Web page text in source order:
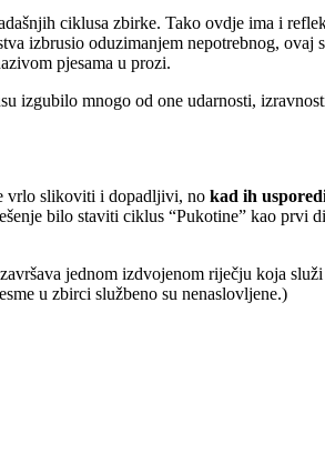
ciklusa zbirke. Tako ovdje ima i
izbrusio oduzimanjem nepotrebnog, ovaj
pjesama u prozi.
izgubilo mnogo od one udarnosti,
vrlo slikoviti i dopadljivi, no kad ih
bilo staviti ciklus “Pukotine” kao prvi
jednom izdvojenom riječju koja
u zbirci službeno su nenaslovljene.)